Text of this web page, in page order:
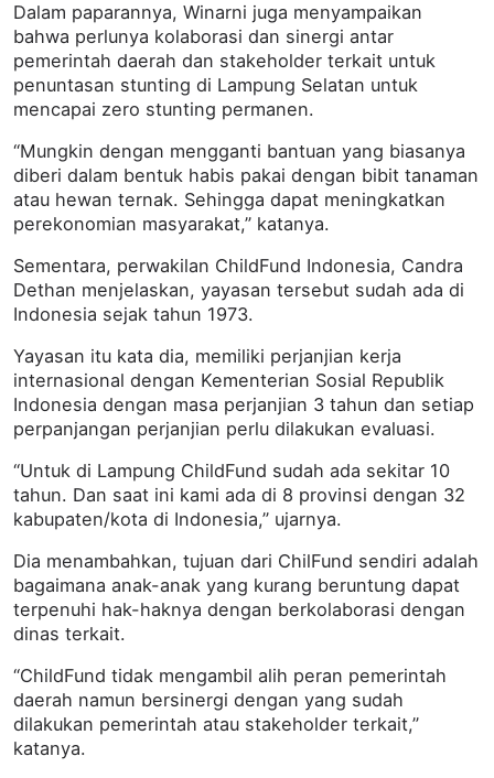
Dalam paparannya, Winarni juga menyampaikan
bahwa perlunya kolaborasi dan sinergi antar
pemerintah daerah dan stakeholder terkait untuk
penuntasan stunting di Lampung Selatan untuk
mencapai zero stunting permanen.
“Mungkin dengan mengganti bantuan yang biasanya
diberi dalam bentuk habis pakai dengan bibit tanaman
atau hewan ternak. Sehingga dapat meningkatkan
perekonomian masyarakat,” katanya.
Sementara, perwakilan ChildFund Indonesia, Candra
Dethan menjelaskan, yayasan tersebut sudah ada di
Indonesia sejak tahun 1973.
Yayasan itu kata dia, memiliki perjanjian kerja
internasional dengan Kementerian Sosial Republik
Indonesia dengan masa perjanjian 3 tahun dan setiap
perpanjangan perjanjian perlu dilakukan evaluasi.
“Untuk di Lampung ChildFund sudah ada sekitar 10
tahun. Dan saat ini kami ada di 8 provinsi dengan 32
kabupaten/kota di Indonesia,” ujarnya.
Dia menambahkan, tujuan dari ChilFund sendiri adalah
bagaimana anak-anak yang kurang beruntung dapat
terpenuhi hak-haknya dengan berkolaborasi dengan
dinas terkait.
“ChildFund tidak mengambil alih peran pemerintah
daerah namun bersinergi dengan yang sudah
dilakukan pemerintah atau stakeholder terkait,”
katanya.